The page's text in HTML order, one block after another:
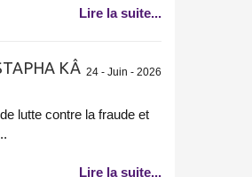
Lire la suite...
24 - Juin - 2026
KÂ
lutte contre la fraude et
Lire la suite...